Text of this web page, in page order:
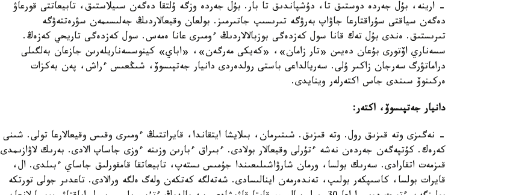
- ارينە، بۇل جەردە دوستىق تا، دۇشپاندىق تا بار. بۇل جەردە وزگە ۇلتقا دەگەن سىيلاستىق، تابيعاتتى قورعاۋ
دەگەن سياقتى سۇراقتارعا جاۋاپ بەرۋگە تىرىسىپ جاتىرمىز. بولعان وقيعالاردىڭ جەلىسىمەن سۋرەتتەۋگە
تىرىستىق. ەندى بۇل تەك قانا سول كەزدەگى بوزبالالاردىڭ ءومىرى عانا ەمەس. سول كەزدەگى تاريحي كەزەڭ.
سسەناري اۆتورى بۇعان دەيىن «تار زامان»، «كەيكى مەرگەن»، «اباي» كينوسسەناريلەرىن جازعان بەلگىلى
دراماتۋرگ سەرجان زاكىر ۇلى. سەريالداعى باستى رولدەردى دانيار جەتپىسوۆ، شىڭعىس ءراش، پەن بەكزات
ەركىنوۆ سىندى جاس اكتەرلەر وينايدى.
دانيار جەتپىسوۆ، اكتەر:
- نەگىزى وتە قىزىق رول. وتە قىزىق. شىتىرمان، بىلايشا ايتقاندا، قايراتتىڭ ءومىرى وقىس وقيعالارعا تولى. شىنى
كەرەك. كۇتپەگەن جەردەن نەشە ءتۇرلى وقيعالار بولادى. ءبىراق ءبارىن وزىنە ءوزى جاساپ الادى. بەرىك لاۋازىمدى
قىزمەت اتقارادى. سەرىك بولسا، ورمان شارۋاشىلىعىندا جۇمىس ىستەپ، تابيعاتقا قامقورلىق جاساي ءبىلدى. ال،
قايرات بولسا، كاسىپكەر بولىپ، تەندەرمەن اينالىسادى. شەتەلگە كەتكەن ولەگ ەلگە ورالادى. تاعدىر جولى تورتكە